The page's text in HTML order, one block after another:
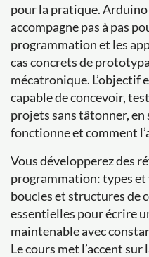
pour la pratique.
accompagne pas à pas
programmation et les
cas concrets de
mécatronique. L’objectif
capable de concevoir,
projets sans tâtonner,
fonctionne et comment
Vous développerez des
programmation: types
boucles et structures de
essentielles pour écrire
maintenable avec
Le cours met l’accent